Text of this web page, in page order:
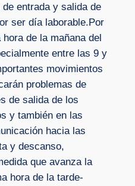
entrada y salida de
ser día laborable.Por
de la mañana del
entre las 9 y
movimientos
problemas de
de salida de los
y también en las
hacia las
y descanso,
que avanza la
hora de la tarde-